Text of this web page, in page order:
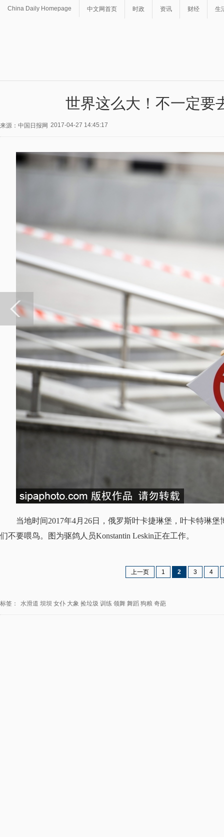
China Daily Homepage 中文网首页 时政 资讯 财经 生
世界这么大！不一定要
来源：中国日报网 2017-04-27 14:45:17
当地时间2017年4月26日，俄罗斯叶卡捷琳堡，叶卡特琳
们不要喂鸟。图为驱鸽人员Konstantin Leskin正在工作。
上一页 1 2 3 4
标签： 水滑道 坝坝 女仆 大象 捡垃圾 训练 领舞 舞蹈 狗粮 奇葩